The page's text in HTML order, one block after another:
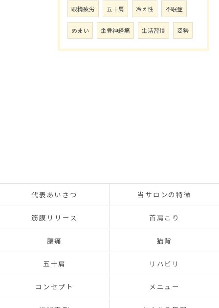
眼精疲労 五十肩 冷え性 不眠症
めまい 坐骨神経痛 生活習慣 姿勢
代表あいさつ 当サロンの特徴
筋膜リリース 首肩こり
腰痛 猫背
五十肩 リハビリ
コンセプト メニュー